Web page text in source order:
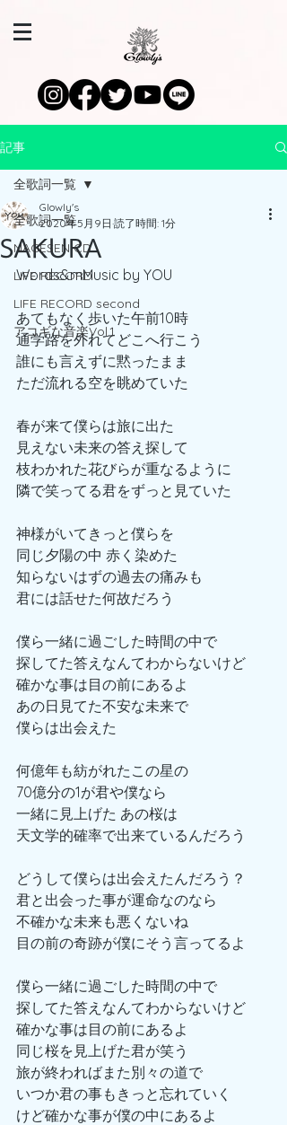
記事
全歌詞一覧
NAGESEN CD
LIFE RECORD
LIFE RECORD second
アコギな音楽Vol.1
全歌詞一覧
SAKURA
Glowly's
2020年5月9日 読了時間: 1分
Words&mMusic by YOU
あてもなく歩いた午前10時
通学路を外れてどこへ行こう
誰にも言えずに黙ったまま
ただ流れる空を眺めていた
春が来て僕らは旅に出た
見えない未来の答え探して
枝わかれた花びらが重なるように
隣で笑ってる君をずっと見ていた
神様がいてきっと僕らを
同じ夕陽の中 赤く染めた
知らないはずの過去の痛みも
君には話せた何故だろう
僕ら一緒に過ごした時間の中で
探してた答えなんてわからないけど
確かな事は目の前にあるよ
あの日見てた不安な未来で
僕らは出会えた
何億年も紡がれたこの星の
70億分の1が君や僕なら
一緒に見上げた あの桜は
天文学的確率で出来ているんだろう
どうして僕らは出会えたんだろう？
君と出会った事が運命なのなら
不確かな未来も悪くないね
目の前の奇跡が僕にそう言ってるよ
僕ら一緒に過ごした時間の中で
探してた答えなんてわからないけど
確かな事は目の前にあるよ
同じ桜を見上げた君が笑う
旅が終わればまた別々の道で
いつか君の事もきっと忘れていく
けど確かな事が僕の中にあるよ